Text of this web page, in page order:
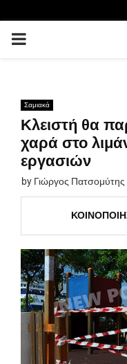
PRIMARY
Σαμιακά
Κλειστή θα
χαρά στο
εργασιών
by Γιώργος Πατσομύτης